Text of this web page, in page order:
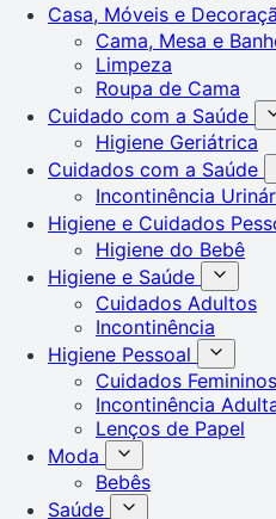
Casa, Móveis e
Cama, Mesa e
Limpeza
Roupa de Cama
Cuidado com a Saúde
Higiene Geriátrica
Cuidados com a Saúde
Incontinência
Higiene e Cuidados
Higiene do Bebê
Higiene e Saúde
Cuidados Adultos
Incontinência
Higiene Pessoal
Cuidados Femininos
Incontinência
Lenços de Papel
Moda
Bebês
Saúde